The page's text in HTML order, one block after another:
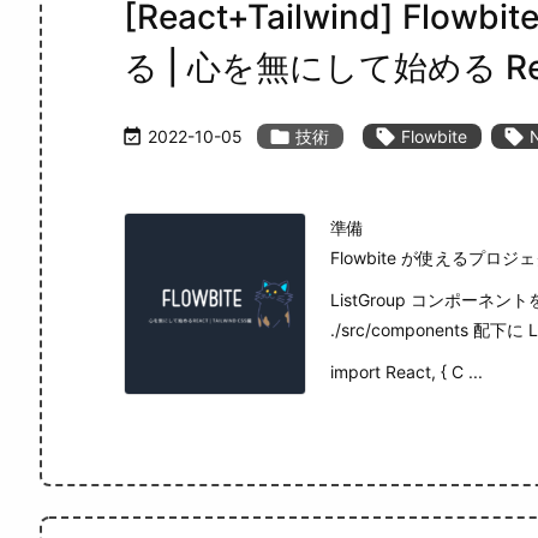
[React+Tailwind]
る | 心を無にして始める
 2022-10-05  技術  Flowbite 
準備
Flowbite が使えるプロジ
ListGroup コンポーネント
./src/components 配下に
import React, { C ...